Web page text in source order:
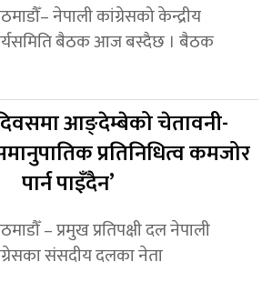
नेपाली कांग्रेसको केन्द्रीय
बैठक आज बस्दैछ । बैठक
आङ्देम्बेको चेतावनी-
प्रतिनिधित्व कमजोर
पार्न पाइँदैन’
– प्रमुख प्रतिपक्षी दल नेपाली
संसदीय दलका नेता